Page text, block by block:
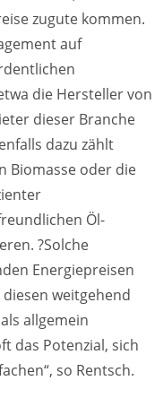
zugute kommen.
auf
die Hersteller von
dieser Branche
dazu zählt
Biomasse oder die
Öl-
?Solche
Energiepreisen
weitgehend
allgemein
das Potenzial, sich
so Rentsch.